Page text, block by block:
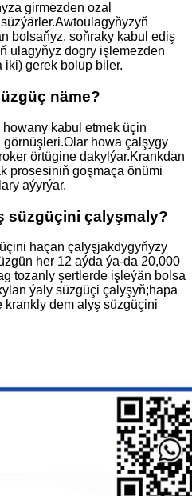
girmezden ozal
bolsaňyz, soňraky kabul ediş
ulagyňyz dogry işlemezden
iki) gerek bolup biler.
näme?
kabul etmek üçin
howa çalşygy
örtügine dakylýar.Krankdan
prosesiniň goşmaça önümi
aýyrýar.
süzgüçini çalyşmaly?
haçan çalyşjakdygyňyzy
her 12 aýda ýa-da 20,000
tozanly şertlerde işleýän bolsa
ýaly süzgüçi çalyşyň;hapa
krankly dem alyş süzgüçini